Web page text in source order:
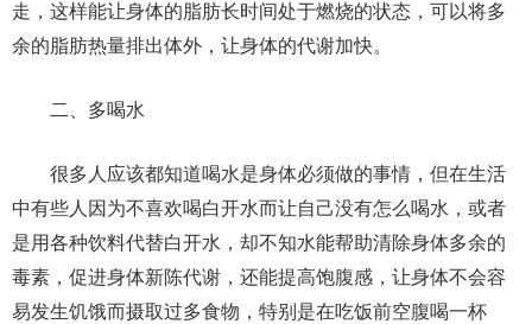
走，这样能让身体的脂肪长时间处于燃烧的状态，可以将多
余的脂肪热量排出体外，让身体的代谢加快。
二、多喝水
很多人应该都知道喝水是身体必须做的事情，但在生活
中有些人因为不喜欢喝白开水而让自己没有怎么喝水，或者
是用各种饮料代替白开水，却不知水能帮助清除身体多余的
毒素，促进身体新陈代谢，还能提高饱腹感，让身体不会容
易发生饥饿而摄取过多食物，特别是在吃饭前空腹喝一杯